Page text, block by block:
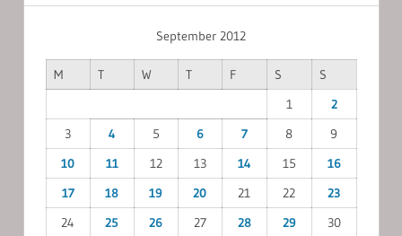
September 2012
M T W T F S
S
1
2
3
4 5 6 7 8
9
10
11 12 13 14 15
16
17
18 19 20 21 22
23
24
25 26 27 28 29
30